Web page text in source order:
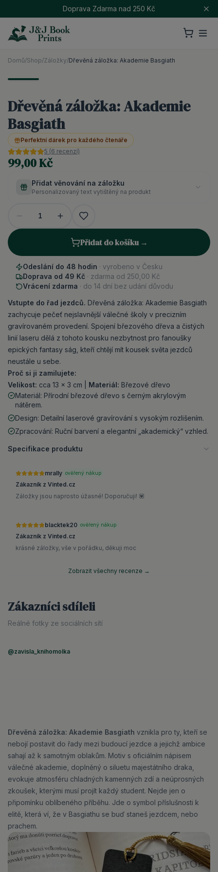
Doprava Zdarma nad 250 Kč
Domů/Shop/Záložky/Dřevěná záložka: Akademie Basgiath
Dřevěná záložka: Akademie
Basgiath
Perfektní dárek pro každého čtenáře
5 (6 recenzí)
99,00 Kč
Přidat věnování na záložku
Personalizovaný text vytištěný na produkt
1
Přidat do košíku →
Odeslání do 48 hodin · vyrobeno v Česku
Doprava od 49 Kč · zdarma od 250,00 Kč
Vrácení zdarma · do 14 dní bez udání důvodu
Vstupte do řad jezdců. Dřevěná záložka: Akademie Basgiath
zachycuje pečeť nejslavnější válečné školy v precizním
gravírovaném provedení. Spojení březového dřeva a čistých
linií laseru dělá z tohoto kousku nezbytnost pro fanoušky
epických fantasy ság, kteří chtějí mít kousek světa jezdců
neustále u sebe.
Proč si ji zamilujete:
Velikost: cca 13 × 3 cm | Materiál: Březové dřevo
Materiál: Přírodní březové dřevo s černým akrylovým
nátěrem.
Design: Detailní laserové gravírování s vysokým rozlišením.
Zpracování: Ruční barvení a elegantní „akademický“ vzhled.
Specifikace produktu
mrally ověřený nákup
Zákazník z Vinted.cz
Záložky jsou naprosto úžasné! Doporučuji! 💟
blacktek20 ověřený nákup
Zákazník z Vinted.cz
krásné záložky, vše v pořádku, děkuji moc
Zobrazit všechny recenze →
Zákazníci sdíleli
Reálné fotky ze sociálních sítí
@zavisla_knihomolka
Dřevěná záložka: Akademie Basgiath vznikla pro ty, kteří se
nebojí postavit do řady mezi budoucí jezdce a jejichž ambice
sahají až k samotným oblakům. Motiv s oficiálním nápisem
válečné akademie, doplněný o siluetu majestátního draka,
evokuje atmosféru chladných kamenných zdí a neúprosných
zkoušek, kterými musí projít každý student. Nejde jen o
připomínku oblíbeného příběhu. Jde o symbol příslušnosti k
elitě, která ví, že v Basgiathu se buď staneš jezdcem, nebo
prachem.